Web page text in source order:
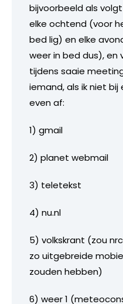
bijvoorbeeld als
elke ochtend (voor
bed lig) en elke
weer in bed dus),
tijdens saaie
iemand, als ik niet
even af:
1) gmail
2) planet webmail
3) teletekst
4) nu.nl
5) volkskrant (zou
zo uitgebreide
zouden hebben)
6) weer 1